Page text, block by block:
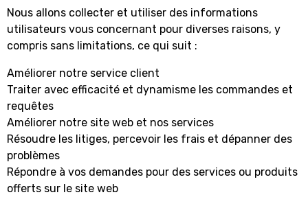
Nous allons collecter et utiliser des informations
utilisateurs vous concernant pour diverses raisons, y
compris sans limitations, ce qui suit :
Améliorer notre service client
Traiter avec efficacité et dynamisme les commandes et
requêtes
Améliorer notre site web et nos services
Résoudre les litiges, percevoir les frais et dépanner des
problèmes
Répondre à vos demandes pour des services ou produits
offerts sur le site web